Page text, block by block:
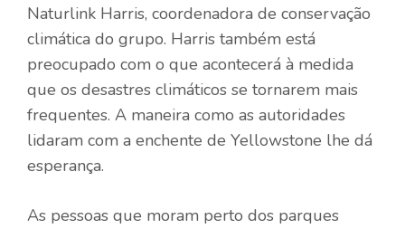
Naturlink Harris, coordenadora de conservação
climática do grupo. Harris também está
preocupado com o que acontecerá à medida
que os desastres climáticos se tornarem mais
frequentes. A maneira como as autoridades
lidaram com a enchente de Yellowstone lhe dá
esperança.
As pessoas que moram perto dos parques